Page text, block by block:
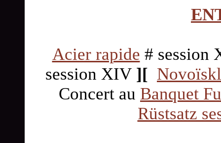
Acier rapide #
session XIV ][
Concert au Banquet
Rüstsatz